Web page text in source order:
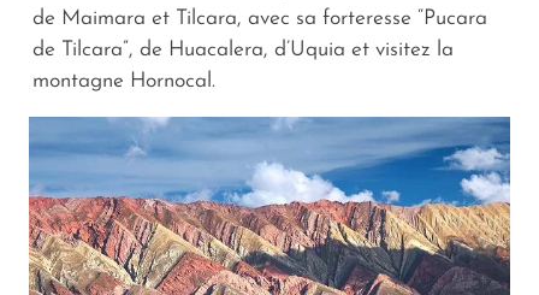
de Maimara et Tilcara, avec sa forteresse “Pucara
de Tilcara”, de Huacalera, d’Uquia et visitez la
montagne Hornocal.